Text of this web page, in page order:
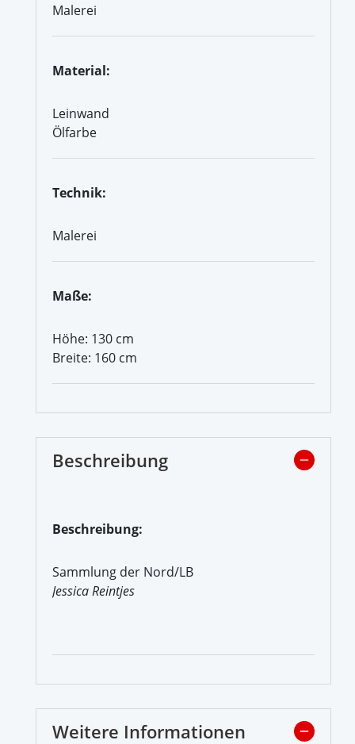
Malerei
Material:
Leinwand
Ölfarbe
Technik:
Malerei
Maße:
Höhe: 130 cm
Breite: 160 cm
Beschreibung
Beschreibung:
Sammlung der Nord/LB
Jessica Reintjes
Weitere Informationen